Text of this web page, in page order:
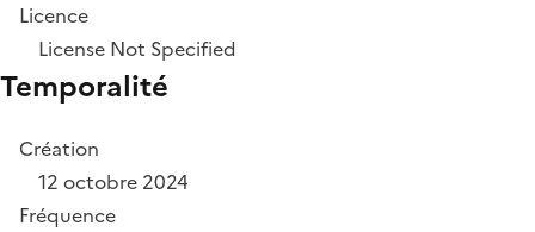
Licence
License Not Specified
Temporalité
Création
12 octobre 2024
Fréquence